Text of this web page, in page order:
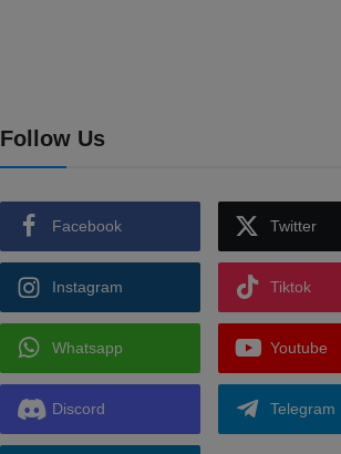
Follow Us
Facebook Twitter
Instagram Tiktok
Whatsapp Youtube
Discord Telegram